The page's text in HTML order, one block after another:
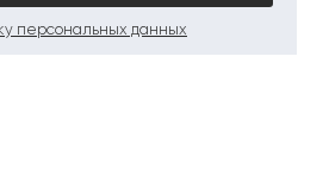
персональных данных